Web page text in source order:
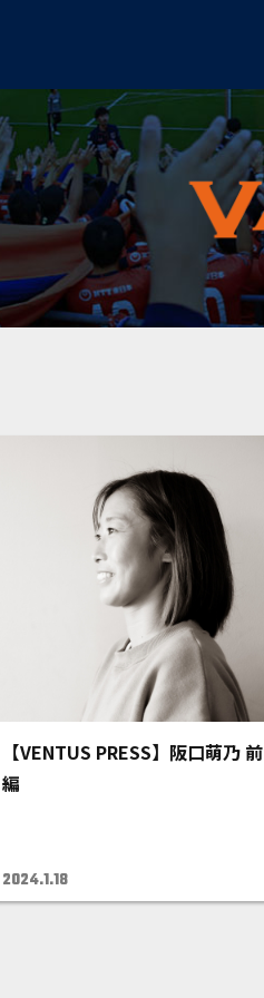
【VENTUS PRESS】阪口萌乃 前
編
2024.1.18